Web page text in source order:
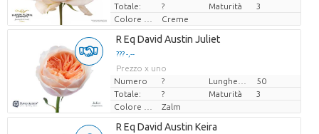
Totale:
? Maturità
3
Creme
R Eq David Austin Juliet
??? -,--
Prezzo x uno
Numero
?
50
Totale:
? Maturità
3
Zalm
R Eq David Austin Keira